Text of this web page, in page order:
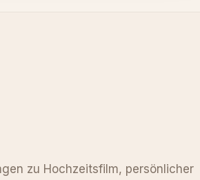
zu Hochzeitsfilm, persönlicher